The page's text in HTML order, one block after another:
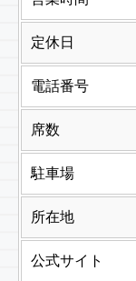
定休日
電話番号
席数
駐車場
所在地
公式サイト